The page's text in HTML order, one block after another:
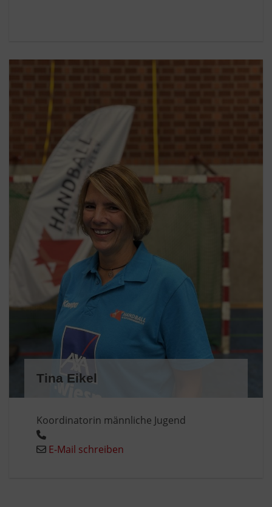
Tina Eikel
Koordinatorin männliche Jugend
E-Mail schreiben